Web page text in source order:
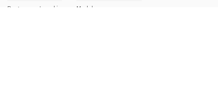
Program partnerski
Moduł e-commerce